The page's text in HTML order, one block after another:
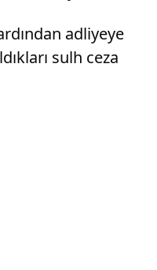
adliyeye
sulh ceza